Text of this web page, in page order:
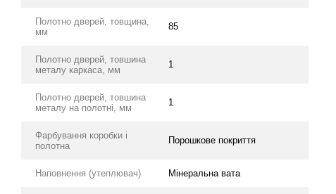
Полотно дверей, товщина,
мм
85
Полотно дверей, товшина
металу каркаса, мм
1
Полотно дверей, товшина
металу на полотні, мм
1
Фарбування коробки і
полотна
Порошкове покриття
Наповнення (утеплювач) Мінеральна вата